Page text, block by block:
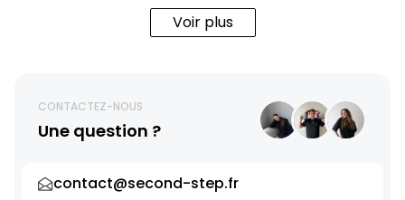
Voir plus
CONTACTEZ-NOUS
Une question ?
contact@second-step.fr